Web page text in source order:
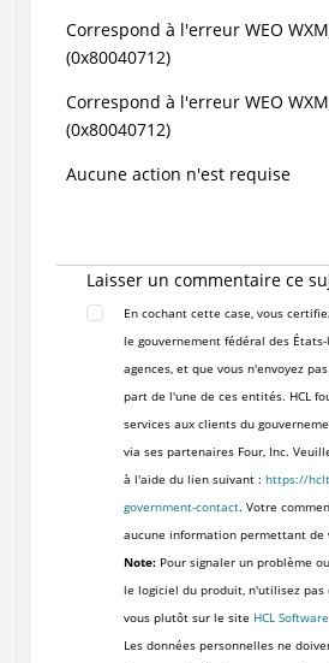
Correspond à l'erreur WEO
(0x80040712)
Correspond à l'erreur WEO
(0x80040712)
Aucune action n'est requise
Laisser un commentaire ce
En cochant cette case, vous
le gouvernement fédéral des
agences, et que vous n'envoyez
part de l'une de ces entités. HCL
services aux clients du
via ses partenaires Four, Inc.
à l'aide du lien suivant : https://
government-contact. Votre
aucune information permettant de
Note:Pour signaler un problème
le logiciel du produit, n'utilisez pas
vous plutôt sur le site HCL
Les données personnelles ne